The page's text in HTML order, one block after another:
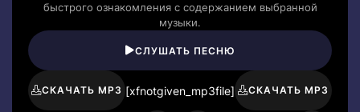
быстрого ознакомления с содержанием выбранной
музыки.
СЛУШАТЬ ПЕСНЮ
СКАЧАТЬ MP3 [xfnotgiven_mp3file] СКАЧАТЬ MP3